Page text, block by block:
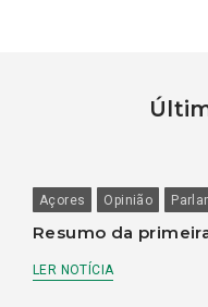
Açores Opinião
Resumo da
LER NOTÍCIA